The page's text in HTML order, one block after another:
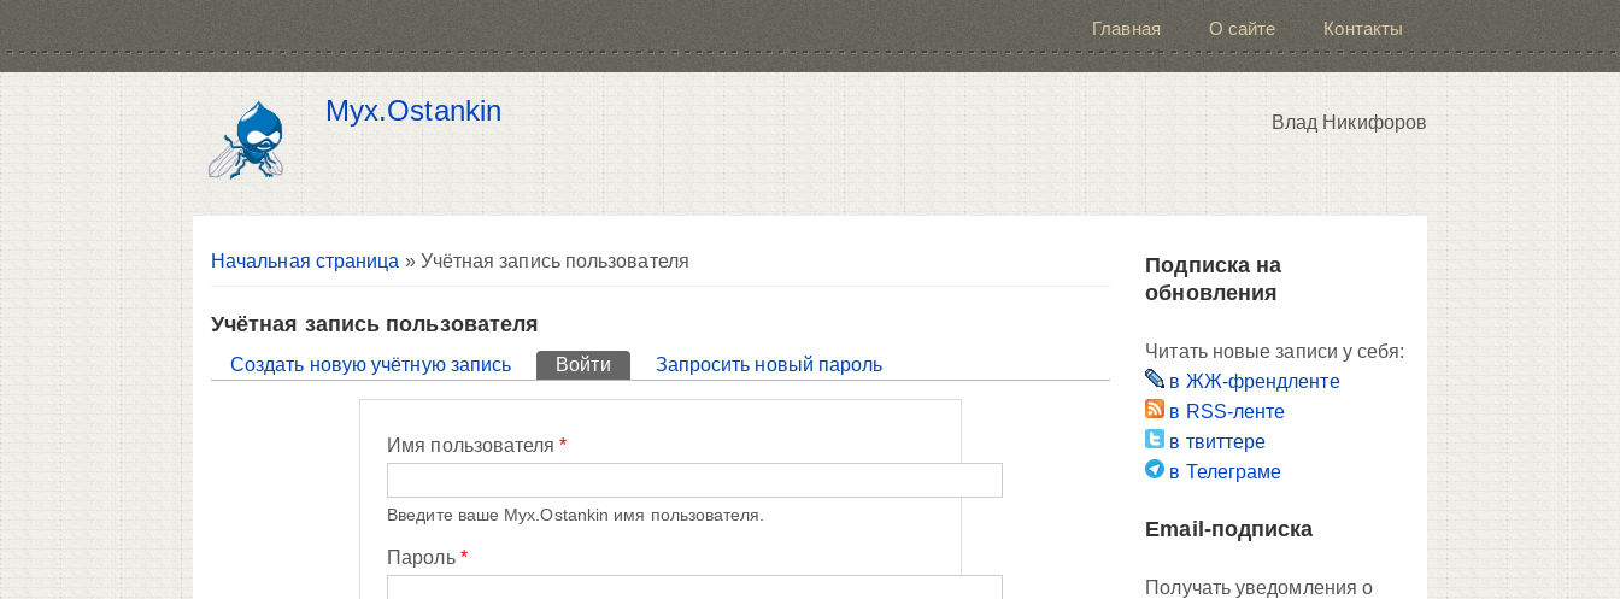
Главная О сайте Контакты
Myx.Ostankin Влад Никифоров
Вы здесь
Начальная страница » Учётная запись пользователя
Учётная запись пользователя
Главные вкладки
Создать новую учётную запись Войти (активная вкладка)
Запросить новый пароль
Имя пользователя*
Введите ваше Myx.Ostankin имя пользователя.
Пароль *
Подписка на
обновления
Читать новые записи у себя:
в ЖЖ-френдленте
в RSS-ленте
в твиттере
в Телеграме
Email-подписка
Получать уведомления о